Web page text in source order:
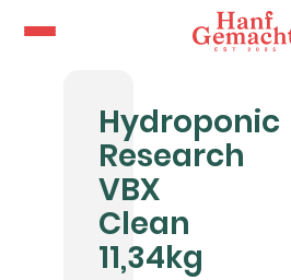
Hydroponic
Research
VBX
Clean
11,34kg